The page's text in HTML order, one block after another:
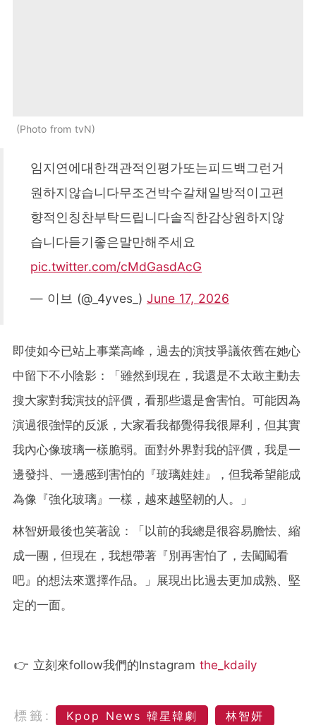
Photo from tvN
임지연에대한객관적인평가또는피드백그런거
원하지않습니다무조건박수갈채일방적이고편
향적인칭찬부탁드립니다솔직한감상원하지않
습니다듣기좋은말만해주세요
pic.twitter.com/cMdGasdAcG
— 이브 (@_4yves_) June 17, 2026
即使如今已站上事業高峰，過去的演技爭議依舊在她心
中留下不小陰影：「雖然到現在，我還是不太敢主動去
搜大家對我演技的評價，看那些還是會害怕。可能因為
演過很強悍的反派，大家看我都覺得我很犀利，但其實
我內心像玻璃一樣脆弱。面對外界對我的評價，我是一
邊發抖、一邊感到害怕的『玻璃娃娃』，但我希望能成
為像『強化玻璃』一樣，越來越堅韌的人。」
林智妍最後也笑著說：「以前的我總是很容易膽怯、縮
成一團，但現在，我想帶著『別再害怕了，去闖闖看
吧』的想法來選擇作品。」展現出比過去更加成熟、堅
定的一面。
👉 立刻來follow我們的Instagram the_kdaily
標籤: Kpop News 韓星韓劇
林智妍